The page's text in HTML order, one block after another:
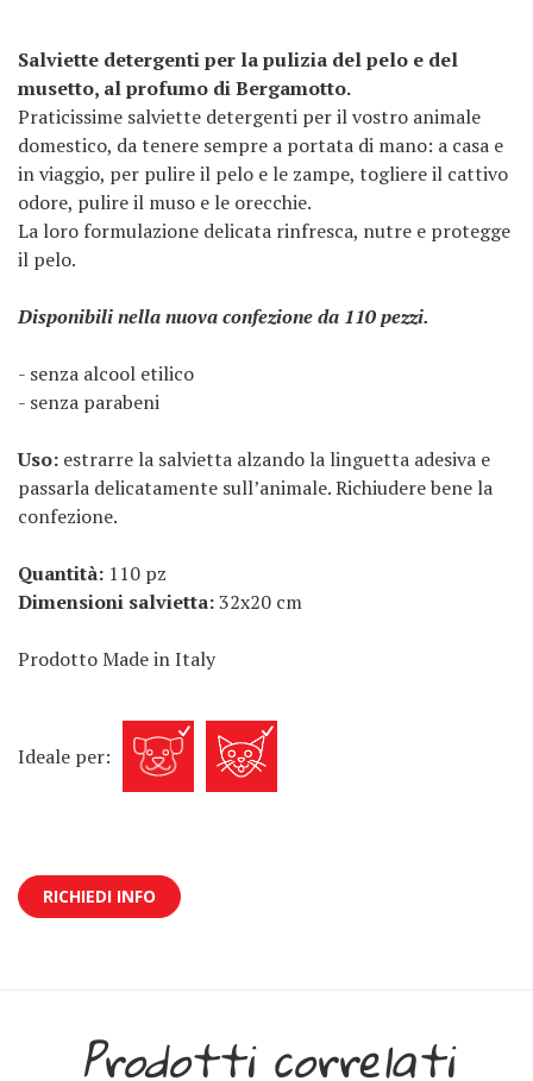
Salviette detergenti per la pulizia del pelo e del
musetto, al profumo di Bergamotto.
Praticissime salviette detergenti per il vostro animale
domestico, da tenere sempre a portata di mano: a casa e
in viaggio, per pulire il pelo e le zampe, togliere il cattivo
odore, pulire il muso e le orecchie.
La loro formulazione delicata rinfresca, nutre e protegge
il pelo.
Disponibili nella nuova confezione da 110 pezzi.
- senza alcool etilico
- senza parabeni
Uso: estrarre la salvietta alzando la linguetta adesiva e
passarla delicatamente sull’animale. Richiudere bene la
confezione.
Quantità: 110 pz
Dimensioni salvietta:32x20 cm
Prodotto Made in Italy
Ideale per:
RICHIEDI INFO
Prodotti correlati